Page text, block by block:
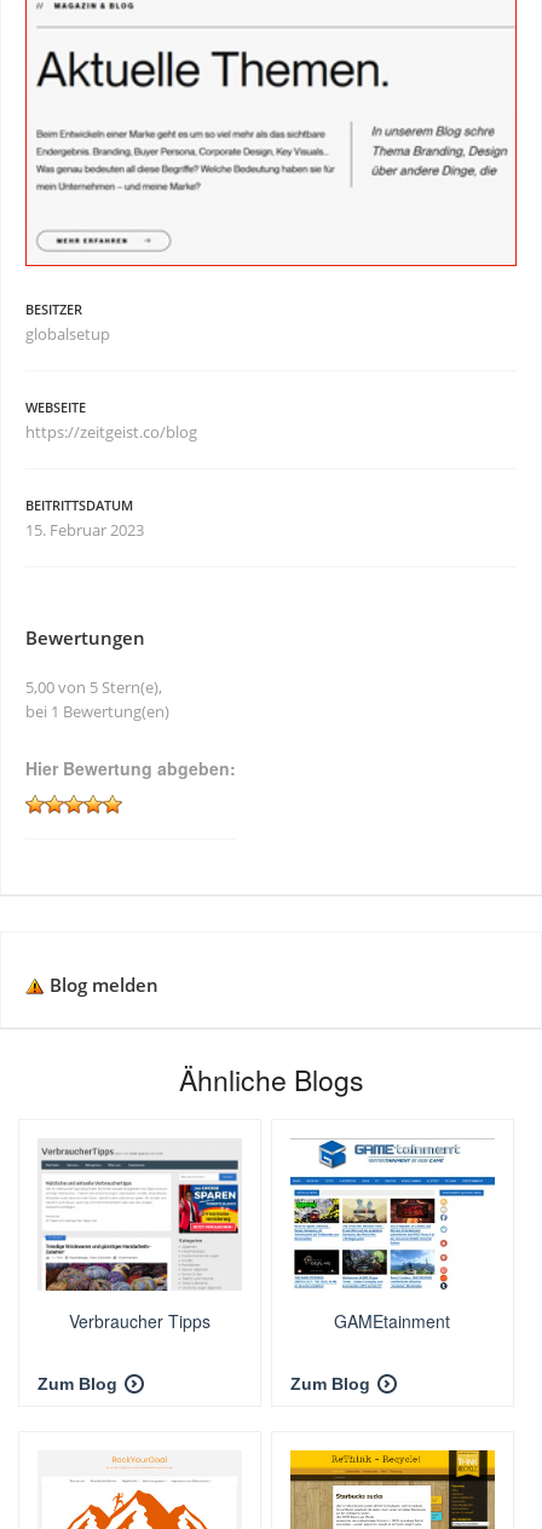
BESITZER
globalsetup
WEBSEITE
https://zeitgeist.co/blog
BEITRITTSDATUM
15. Februar 2023
Bewertungen
5,00 von 5 Stern(e),
bei 1 Bewertung(en)
Hier Bewertung abgeben:
Blog melden
Ähnliche Blogs
Verbraucher Tipps
Zum Blog
GAMEtainment
Zum Blog